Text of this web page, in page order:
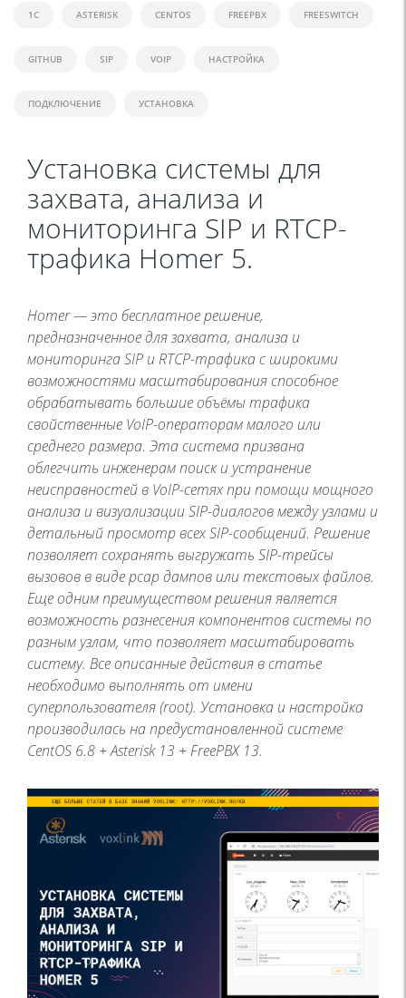
1C ASTERISK CENTOS FREEPBX FREESWITCH
GITHUB SIP VOIP НАСТРОЙКА
ПОДКЛЮЧЕНИЕ УСТАНОВКА
Установка системы для
захвата, анализа и
мониторинга SIP и RTCP-
трафика Homer 5.
Homer — это бесплатное решение,
предназначенное для захвата, анализа и
мониторинга SIP и RTCP-трафика с широкими
возможностями масштабирования способное
обрабатывать большие объёмы трафика
свойственные VoIP-операторам малого или
среднего размера. Эта система призвана
облегчить инженерам поиск и устранение
неисправностей в VoIP-сетях при помощи мощного
анализа и визуализации SIP-диалогов между узлами и
детальный просмотр всех SIP-сообщений. Решение
позволяет сохранять выгружать SIP-трейсы
вызовов в виде pcap дампов или текстовых файлов.
Еще одним преимуществом решения является
возможность разнесения компонентов системы по
разным узлам, что позволяет масштабировать
систему. Все описанные действия в статье
необходимо выполнять от имени
суперпользователя (root). Установка и настройка
производилась на предустановленной системе
CentOS 6.8 + Asterisk 13 + FreePBX 13.